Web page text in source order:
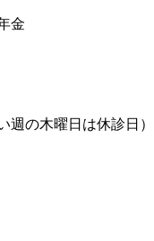
金
週の木曜日は休診日）